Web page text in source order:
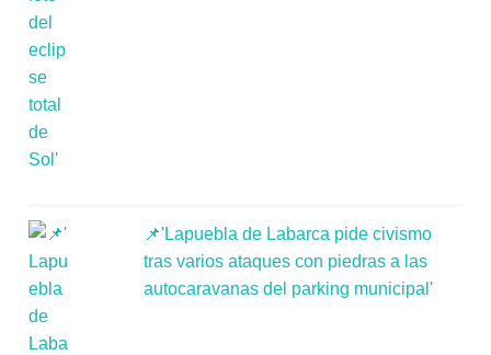
📌'Lapuebla de Labarca pide civismo
tras varios ataques con piedras a las
autocaravanas del parking municipal'